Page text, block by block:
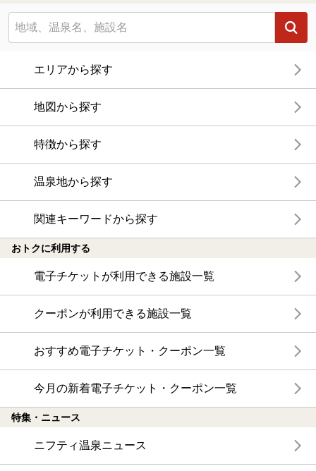
エリアから探す
地図から探す
特徴から探す
温泉地から探す
関連キーワードから探す
おトクに利用する
電子チケットが利用できる施設一覧
クーポンが利用できる施設一覧
おすすめ電子チケット・クーポン一覧
今月の新着電子チケット・クーポン一覧
特集・ニュース
ニフティ温泉ニュース